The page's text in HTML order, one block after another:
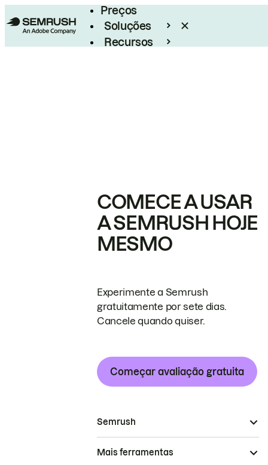
Preços
Soluções
Recursos
COMECE A USAR
A SEMRUSH HOJE
MESMO
Experimente a Semrush
gratuitamente por sete dias.
Cancele quando quiser.
Começar avaliação gratuita
Semrush
Mais ferramentas